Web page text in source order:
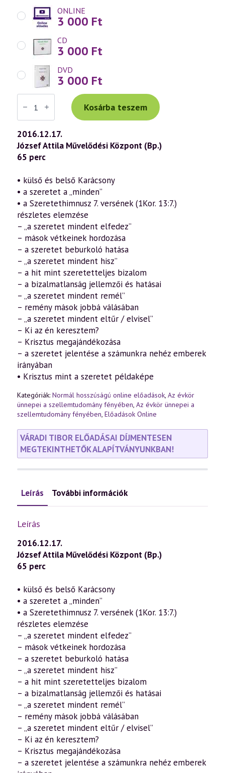
ONLINE
3 000 Ft
CD
3 000 Ft
DVD
3 000 Ft
Váradi
Tibor
előadás
(756)
—
Karácsony
misztériuma
-
lélekemelő
a
Szeretethimnuszról
3.
rész
(2016.12.17.)
mennyiség
Kosárba teszem
2016.12.17.
József Attila Művelődési Központ (Bp.)
65 perc
• külső és belső Karácsony
• a szeretet a „minden”
• a Szeretethimnusz 7. versének (1Kor. 13:7.)
részletes elemzése
– „a szeretet mindent elfedez”
– mások vétkeinek hordozása
– a szeretet beburkoló hatása
– „a szeretet mindent hisz”
– a hit mint szeretetteljes bizalom
– a bizalmatlanság jellemzői és hatásai
– „a szeretet mindent remél”
– remény mások jobbá válásában
– „a szeretet mindent eltűr / elvisel”
– Ki az én keresztem?
– Krisztus megajándékozása
– a szeretet jelentése a számunkra nehéz emberek
irányában
• Krisztus mint a szeretet példaképe
Kategóriák: Normál hosszúságú online előadások, Az évkör
ünnepei a szellemtudomány fényében, Az évkör ünnepei a
szellemtudomány fényében, Előadások Online
VÁRADI TIBOR ELŐADÁSAI DÍJMENTESEN
MEGTEKINTHETŐK ALAPÍTVÁNYUNKBAN!
Leírás További információk
Leírás
2016.12.17.
József Attila Művelődési Központ (Bp.)
65 perc
• külső és belső Karácsony
• a szeretet a „minden”
• a Szeretethimnusz 7. versének (1Kor. 13:7.)
részletes elemzése
– „a szeretet mindent elfedez”
– mások vétkeinek hordozása
– a szeretet beburkoló hatása
– „a szeretet mindent hisz”
– a hit mint szeretetteljes bizalom
– a bizalmatlanság jellemzői és hatásai
– „a szeretet mindent remél”
– remény mások jobbá válásában
– „a szeretet mindent eltűr / elvisel”
– Ki az én keresztem?
– Krisztus megajándékozása
– a szeretet jelentése a számunkra nehéz emberek